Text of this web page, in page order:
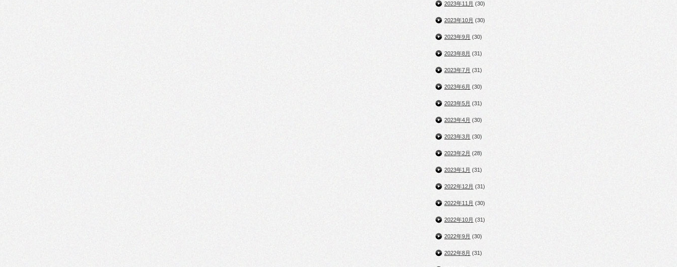
2023年11月 (30)
2023年10月 (30)
2023年9月 (30)
2023年8月 (31)
2023年7月 (31)
2023年6月 (30)
2023年5月 (31)
2023年4月 (30)
2023年3月 (30)
2023年2月 (28)
2023年1月 (31)
2022年12月 (31)
2022年11月 (30)
2022年10月 (31)
2022年9月 (30)
2022年8月 (31)